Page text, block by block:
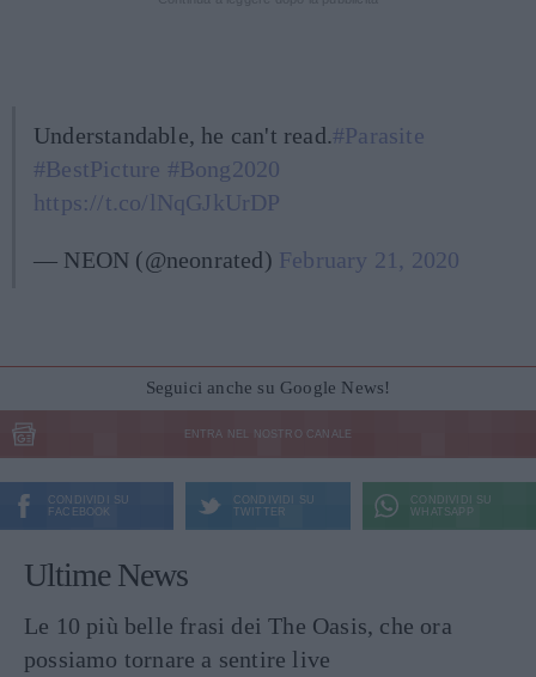
Understandable, he can't read.#Parasite
#BestPicture #Bong2020
https://t.co/lNqGJkUrDP
— NEON (@neonrated) February 21, 2020
Seguici anche su Google News!
ENTRA NEL NOSTRO CANALE
CONDIVIDI SU
FACEBOOK
CONDIVIDI SU
TWITTER
CONDIVIDI SU
WHATSAPP
Ultime News
Le 10 più belle frasi dei The Oasis, che ora
possiamo tornare a sentire live